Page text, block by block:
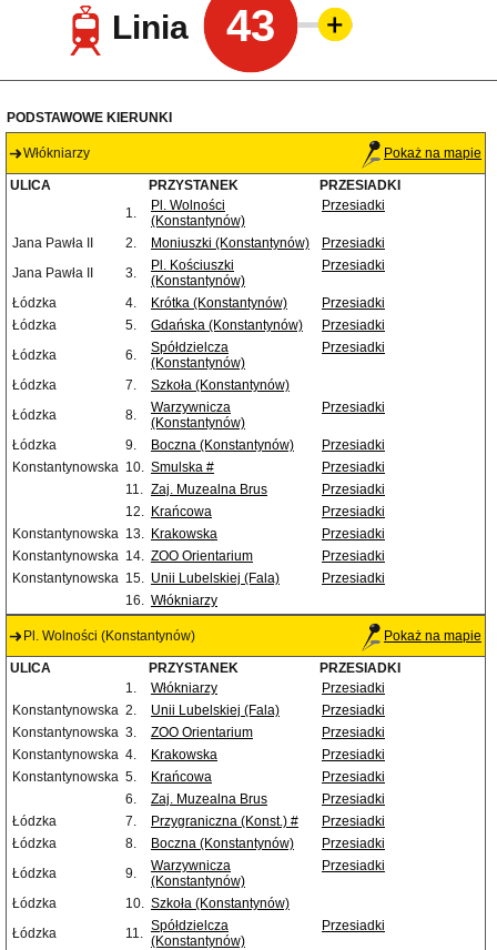
Linia 43
PODSTAWOWE KIERUNKI
Włókniarzy Pokaż na mapie
ULICA PRZYSTANEK
PRZESIADKI
1.
Pl. Wolności
(Konstantynów)
Przesiadki
Jana Pawła II 2. Moniuszki (Konstantynów)
Przesiadki
Jana Pawła II
3.
Pl. Kościuszki
(Konstantynów)
Przesiadki
Łódzka 4. Krótka (Konstantynów)
Przesiadki
Łódzka
5. Gdańska (Konstantynów)
Przesiadki
Łódzka
6.
Spółdzielcza
(Konstantynów)
Przesiadki
Łódzka 7.
Szkoła (Konstantynów)
Łódzka
8.
Warzywnicza
(Konstantynów)
Przesiadki
Łódzka 9. Boczna (Konstantynów)
Przesiadki
Konstantynowska 10. Smulska #
Przesiadki
11. Zaj. Muzealna Brus
Przesiadki
12. Krańcowa
Przesiadki
Konstantynowska 13. Krakowska
Przesiadki
Konstantynowska 14. ZOO Orientarium
Przesiadki
Konstantynowska 15. Unii Lubelskiej (Fala)
Przesiadki
16. Włókniarzy
Pl. Wolności (Konstantynów) Pokaż na mapie
ULICA PRZYSTANEK
PRZESIADKI
1.
Włókniarzy
Przesiadki
Konstantynowska 2. Unii Lubelskiej (Fala)
Przesiadki
Konstantynowska 3. ZOO Orientarium
Przesiadki
Konstantynowska 4. Krakowska
Przesiadki
Konstantynowska 5. Krańcowa
Przesiadki
6.
Zaj. Muzealna Brus
Przesiadki
Łódzka
7. Przygraniczna (Konst.) #
Przesiadki
Łódzka
8. Boczna (Konstantynów)
Przesiadki
Łódzka
9.
Warzywnicza
(Konstantynów)
Przesiadki
Łódzka 10. Szkoła (Konstantynów)
Łódzka
11. Spółdzielcza
(Konstantynów)
Przesiadki